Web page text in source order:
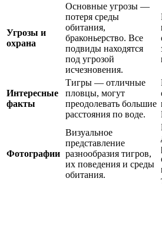
Угрозы и
охрана
Основные угрозы —
потеря среды
обитания,
браконьерство. Все
подвиды находятся
под угрозой
исчезновения.
Интересные
факты
Тигры — отличные
пловцы, могут
преодолевать большие
расстояния по воде.
Фотографии
Визуальное
представление
разнообразия тигров,
их поведения и среды
обитания.